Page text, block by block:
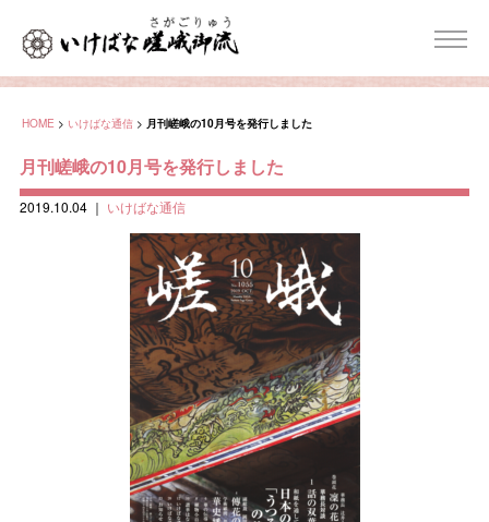
HOME > いけばな通信 > 月刊嵯峨の10月号を発行しました
月刊嵯峨の10月号を発行しました
2019.10.04｜ いけばな通信